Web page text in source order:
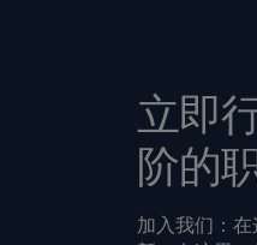
立即
阶的
加入我们：